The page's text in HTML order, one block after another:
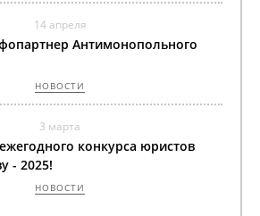
Антимонопольного
НОВОСТИ
14 апреля
конкурса юристов
- 2025!
НОВОСТИ
3 марта